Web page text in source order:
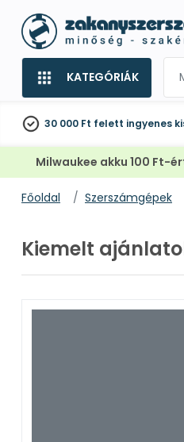
KATEGÓRIÁK
30 000 Ft felett ingyenes
Milwaukee akku 100 Ft-
Főoldal Szerszámgépek
Kiemelt